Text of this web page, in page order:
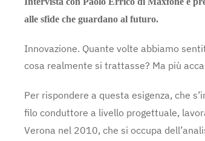
alle sfide che guardano al futuro.
Innovazione. Quante volte abbiamo
cosa realmente si trattasse? Ma più
Per rispondere a questa esigenza, che
filo conduttore a livello progettuale,
Verona nel 2010, che si occupa